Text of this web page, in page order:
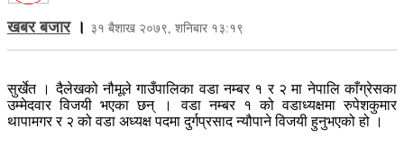
खबर बजार। ३१ बैशाख २०७९, शनिबार १३:१९
सुर्खेत । दैलेखको नौमूले गाउँपालिका वडा नम्बर १ र २ मा नेपालि काँग्रेसका
उम्मेदवार विजयी भएका छन् । वडा नम्बर १ को वडाध्यक्षमा रुपेशकुमार
थापामगर र २ को वडा अध्यक्ष पदमा दुर्गप्रसाद न्यौपाने विजयी हुनुभएको हो ।